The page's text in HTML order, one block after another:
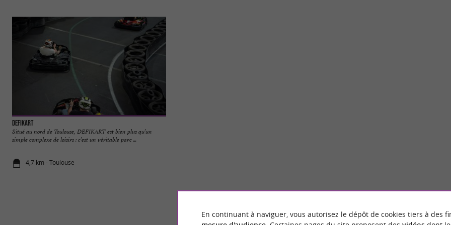
DefiKart
Situé au nord de Toulouse, DEFIKART est bien plus qu’un
simple complexe de loisirs : c’est un véritable parc ...
4,7 km - Toulouse
En continuant à naviguer, vous autorisez le dépôt de cookies tiers à des